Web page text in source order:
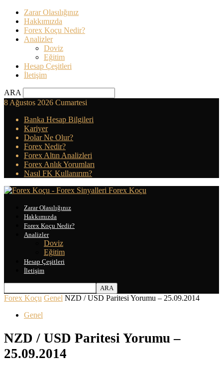
Zarar Olasılığınız
Hakkımızda
Forex Koçu Nedir?
Analizler
Doviz
Eğitim
Hesap Çeşitleri
İletişim
ARA
8 Ağustos 2026 Cumartesi
Banka Hesap Bilgileri
Kariyer
Dolar Ne Olur?
Forex Nedir?
Forex Altın Analizleri
Forex Anlık Yorumları
Nasıl FK Kullanırım?
Forex Koçu
Zarar Olasılığınız
Hakkımızda
Forex Koçu Nedir?
Analizler
Doviz
Eğitim
Hesap Çeşitleri
İletişim
Forex Koçu Genel NZD / USD Paritesi Yorumu – 25.09.2014
Genel
NZD / USD Paritesi Yorumu –
25.09.2014